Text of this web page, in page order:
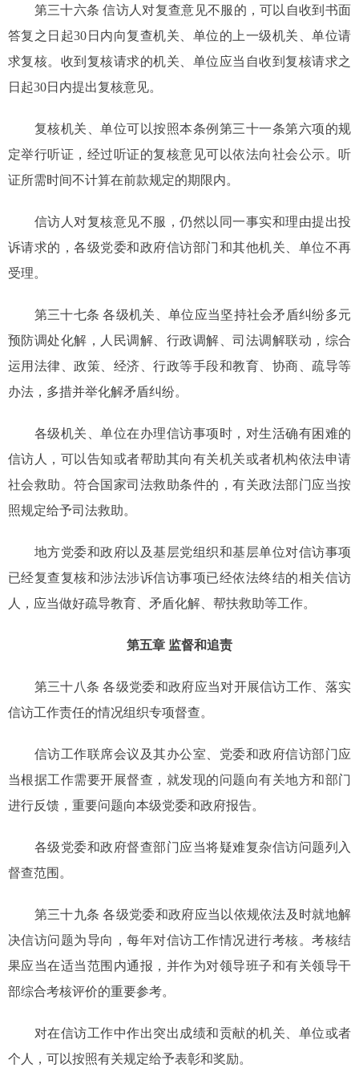
第三十六条 信访人对复查意见不服的，可以自收到书面
答复之日起30日内向复查机关、单位的上一级机关、单位请
求复核。收到复核请求的机关、单位应当自收到复核请求之
日起30日内提出复核意见。
复核机关、单位可以按照本条例第三十一条第六项的规
定举行听证，经过听证的复核意见可以依法向社会公示。听
证所需时间不计算在前款规定的期限内。
信访人对复核意见不服，仍然以同一事实和理由提出投
诉请求的，各级党委和政府信访部门和其他机关、单位不再
受理。
第三十七条 各级机关、单位应当坚持社会矛盾纠纷多元
预防调处化解，人民调解、行政调解、司法调解联动，综合
运用法律、政策、经济、行政等手段和教育、协商、疏导等
办法，多措并举化解矛盾纠纷。
各级机关、单位在办理信访事项时，对生活确有困难的
信访人，可以告知或者帮助其向有关机关或者机构依法申请
社会救助。符合国家司法救助条件的，有关政法部门应当按
照规定给予司法救助。
地方党委和政府以及基层党组织和基层单位对信访事项
已经复查复核和涉法涉诉信访事项已经依法终结的相关信访
人，应当做好疏导教育、矛盾化解、帮扶救助等工作。
第五章 监督和追责
第三十八条 各级党委和政府应当对开展信访工作、落实
信访工作责任的情况组织专项督查。
信访工作联席会议及其办公室、党委和政府信访部门应
当根据工作需要开展督查，就发现的问题向有关地方和部门
进行反馈，重要问题向本级党委和政府报告。
各级党委和政府督查部门应当将疑难复杂信访问题列入
督查范围。
第三十九条 各级党委和政府应当以依规依法及时就地解
决信访问题为导向，每年对信访工作情况进行考核。考核结
果应当在适当范围内通报，并作为对领导班子和有关领导干
部综合考核评价的重要参考。
对在信访工作中作出突出成绩和贡献的机关、单位或者
个人，可以按照有关规定给予表彰和奖励。